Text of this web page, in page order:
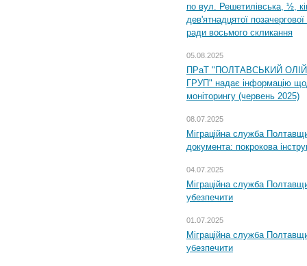
по вул. Решетилівська, ½,
дев'ятнадцятої
ради восьмого скликання
05.08.2025
ПРаТ "ПОЛТАВСЬКИЙ
ГРУП" надає інформацію
моніторингу (червень 2025)
08.07.2025
Міграційна служба
документа: покрокова
04.07.2025
Міграційна служба
убезпечити
01.07.2025
Міграційна служба
убезпечити